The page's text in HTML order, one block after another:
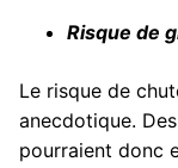
Risque de
Le risque de
anecdotique.
pourraient donc